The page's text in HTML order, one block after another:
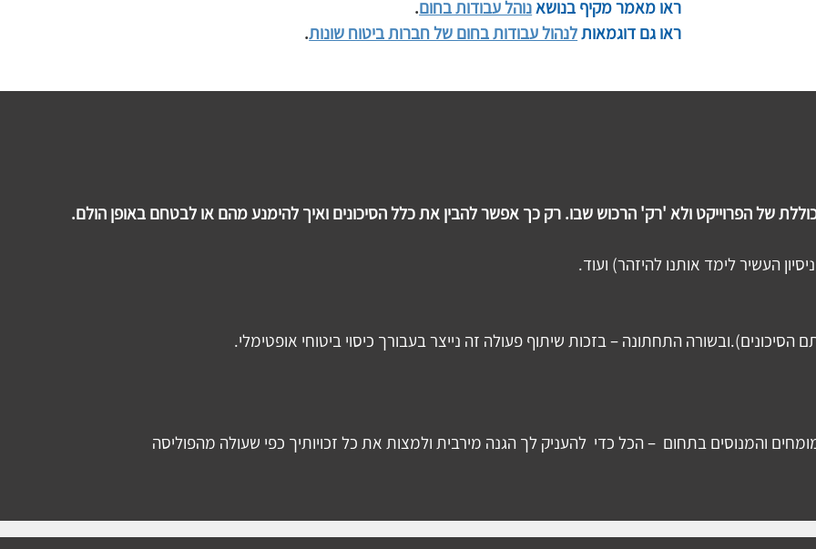
ראו מאמר מקיף בנושא נוהל עבודות בחום.
ראו גם דוגמאות לנהול עבודות בחום של חברות ביטוח שונות.
העשיר לימד אותנו להיזהר) ועוד.
התחתונה – בזכות שיתוף פעולה זה נייצר בעבורך כיסוי ביטוחי אופטימלי.
והמנוסים בתחום  – הכל כדי  להעניק לך הגנה מירבית ולמצות את כל זכויותיך כפי שעולה מהפוליסה